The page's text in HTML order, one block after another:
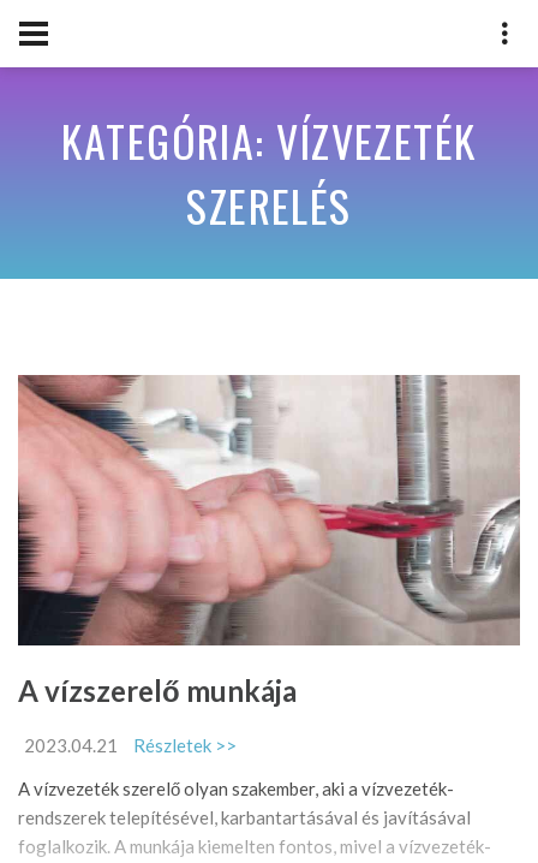
KATEGÓRIA: VÍZVEZETÉK
SZERELÉS
A vízszerelő munkája
2023.04.21
Részletek >>
A vízvezeték szerelő olyan szakember, aki a vízvezeték-
rendszerek telepítésével, karbantartásával és javításával
foglalkozik. A munkája kiemelten fontos, mivel a vízvezeték-